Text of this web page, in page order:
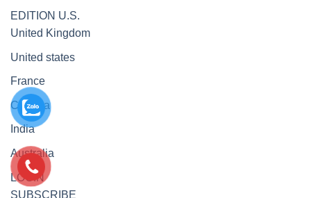
EDITION U.S.
United Kingdom
United states
France
Canada
India
Australia
LOGIN
SUBSCRIBE